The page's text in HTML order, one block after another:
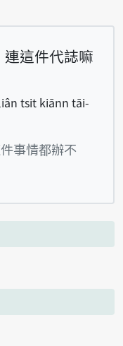
這件代誌嘛
tsit kiānn tāi-
句I ná ē hiah-
事情都辦不